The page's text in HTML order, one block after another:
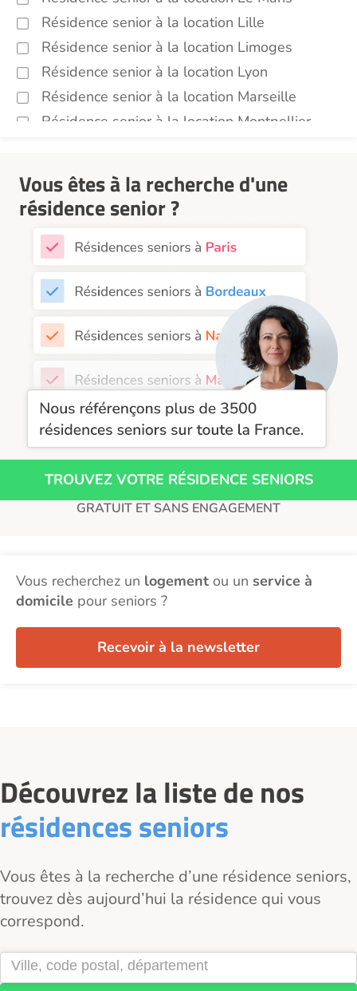
Résidence senior à la location Lille
Résidence senior à la location Limoges
Résidence senior à la location Lyon
Résidence senior à la location Marseille
Résidence senior à la location Montpellier
Résidence senior à la location Nantes
Résidence senior à la location Nîmes
Résidence senior à la location Orléans
Résidence senior à la location Perpignan
Résidence senior à la location Rennes
Résidence senior à la location Strasbourg
Résidence senior à la location Toulouse
Recherche par ville
Vous êtes à la recherche d'une
résidence senior ?
TROUVEZ VOTRE RÉSIDENCE SENIORS
GRATUIT ET SANS ENGAGEMENT
Vous recherchez un logement ou un service à
domicile pour seniors ?
Recevoir à la newsletter
Découvrez la liste de nos
résidences seniors
Vous êtes à la recherche d’une résidence seniors,
trouvez dès aujourd’hui la résidence qui vous
correspond.